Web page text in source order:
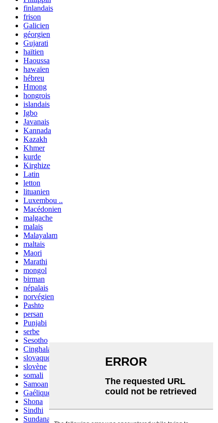
finlandais
frison
Galicien
géorgien
Gujarati
haïtien
Haoussa
hawaïen
hébreu
Hmong
hongrois
islandais
Igbo
Javanais
Kannada
Kazakh
Khmer
kurde
Kirghize
Latin
letton
lituanien
Luxembou ..
Macédonien
malgache
malais
Malayalam
maltais
Maori
Marathi
mongol
birman
népalais
norvégien
Pashto
persan
Punjabi
serbe
Sesotho
Cinghalais
slovaque
slovène
somali
Samoan
Gaélique écossais
Shona
Sindhi
Sundanais